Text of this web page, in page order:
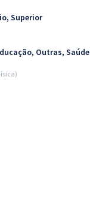
Superior
Outras, Saúde